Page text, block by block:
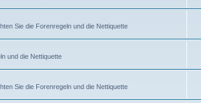
Sie die Forenregeln und die Nettiquette
und die Nettiquette
Sie die Forenregeln und die Nettiquette